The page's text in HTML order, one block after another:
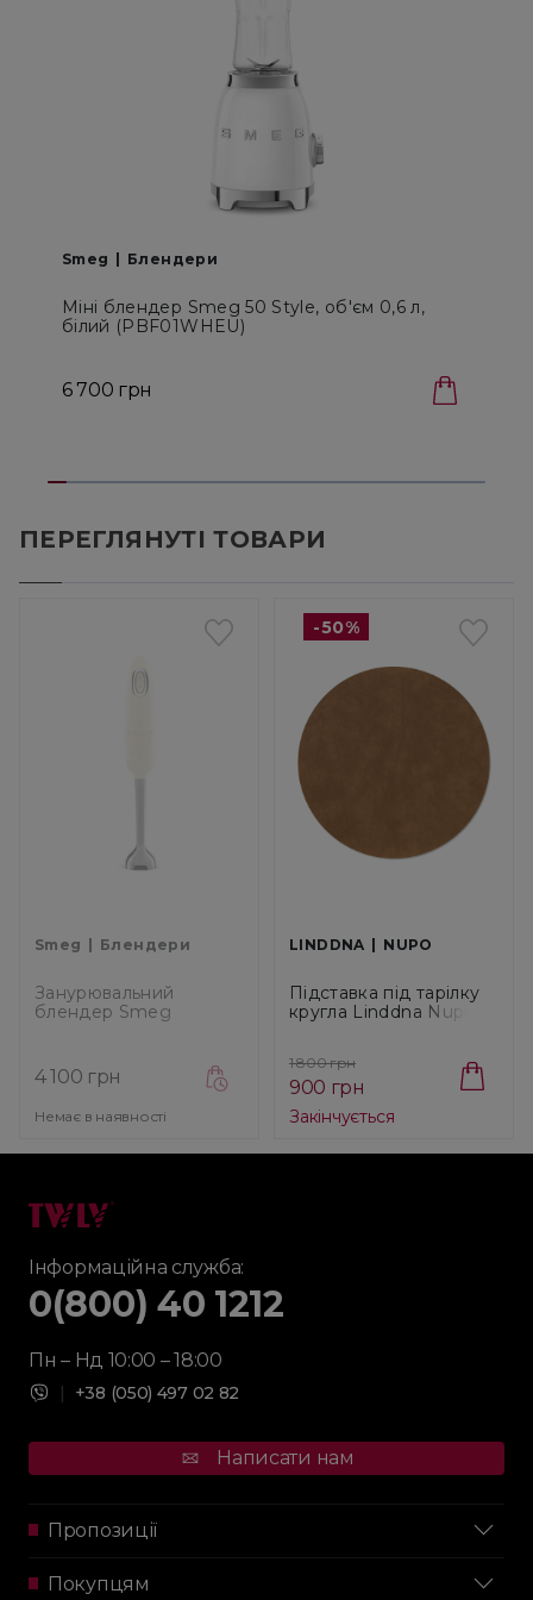
Smeg Блендери
Міні блендер Smeg 50 Style, об'єм 0,6 л,
білий (PBF01WHEU)
6 700 грн
ПЕРЕГЛЯНУТІ ТОВАРИ
Smeg Блендери
Занурювальний
блендер Smeg
4 100 грн
Немає в наявності
-50%
LINDDNA NUPO
Підставка під тарілку
кругла Linddna Nupo
1 800 грн
900 грн
Закінчується
Інформаційна служба:
0(800) 40 1212
Пн – Нд 10:00 – 18:00
| +38 (050) 497 02 82
Написати нам
Пропозиції
Покупцям